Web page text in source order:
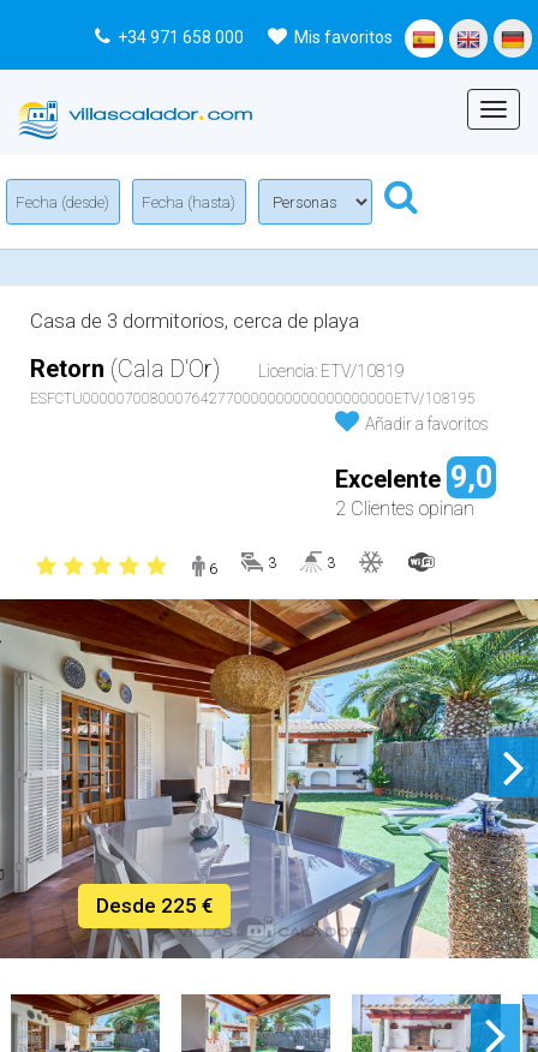
Mis favoritos
+34 971 658 000
Menu
Casa de 3 dormitorios, cerca de playa
Retorn (Cala D'Or) Licencia: ETV/10819
ESFCTU0000070080007642770000000000000000000ETV/108195
Añadir a favoritos
Excelente 9,0
2 Clientes opinan
6 3 3
Desde 225 €